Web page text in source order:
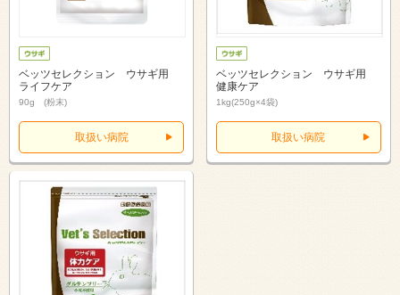
ベッツセレクション ウサギ用
ライフケア
90g (粉末)
取扱い病院
ベッツセレクション ウサギ用
健康ケア
1kg(250g×4袋)
取扱い病院